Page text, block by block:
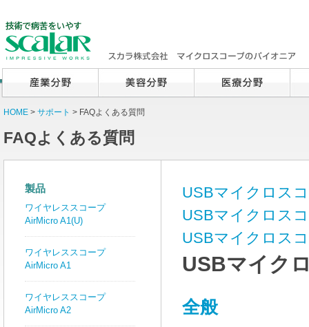
HOME > サポート > FAQよくある質問
FAQよくある質問
USBマイクロス
USBマイクロス
USBマイクロス
USBマイク
全般
製品
ワイヤレススコープ
AirMicro A1(U)
ワイヤレススコープ
AirMicro A1
ワイヤレススコープ
AirMicro A2